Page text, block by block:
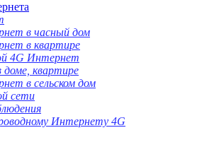
в часный дом
в квартире
4G Интернет
доме, квартире
в сельском дом
сети
Интернету 4G